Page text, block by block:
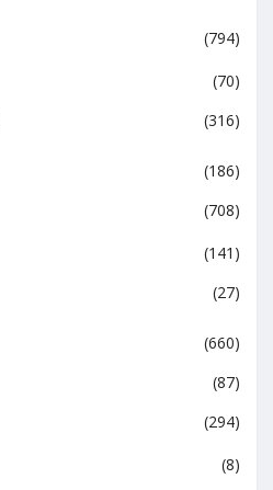
(794)
(70)
(316)
(186)
(708)
(141)
(27)
(660)
(87)
(294)
(8)